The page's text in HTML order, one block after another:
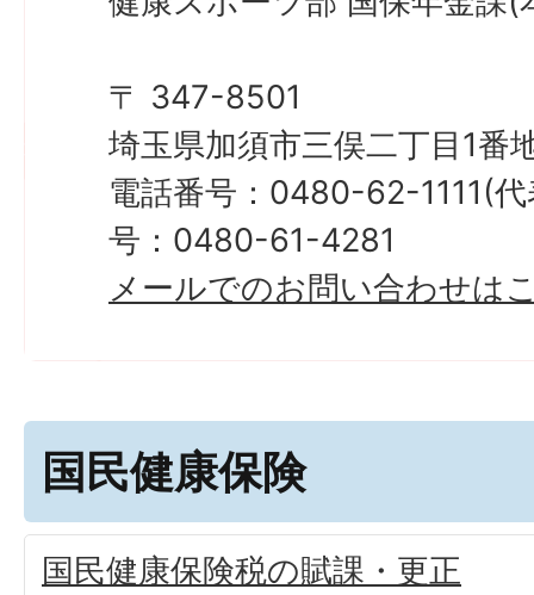
〒 347-8501
埼玉県加須市三俣二丁目1番
電話番号：0480-62-1111(
号：0480-61-4281
メールでのお問い合わせは
国民健康保険
国民健康保険税の賦課・更正